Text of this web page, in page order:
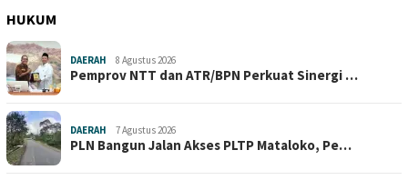
HUKUM
DAERAH 8 Agustus 2026
Pemprov NTT dan ATR/BPN Perkuat Sinergi …
DAERAH 7 Agustus 2026
PLN Bangun Jalan Akses PLTP Mataloko, Pe…